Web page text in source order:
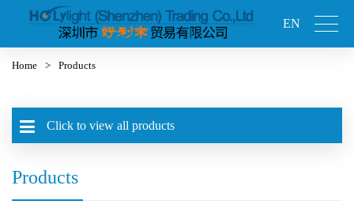
EN
Home > Products
Click to view all products
Products